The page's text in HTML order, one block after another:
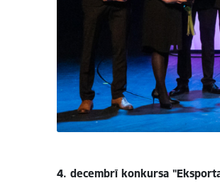
4. decembrī konkursa